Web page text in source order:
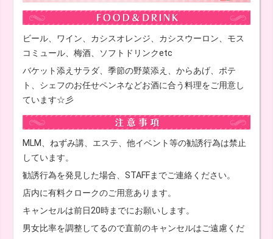
ビール、ワイン、カシスオレンジ、カシスウーロン、モス
コミュール、梅酒、ソフトドリンクetc
バケット添えサラダ、季節の野菜添え、からあげ、ポテ
ト、シェフのお任せペンネなどお酒に合う料理をご用意し
ています☆彡
MLM、ねずみ講、エステ、他イベント等の勧誘行為は禁止
しています。
勧誘行為を発見した場合、STAFFまでご連絡ください。
店内に有料クロークのご用意あります。
キャンセルは前日20時までにお願いします。
男女比率を調整してるので直前のキャンセルはご遠慮くだ